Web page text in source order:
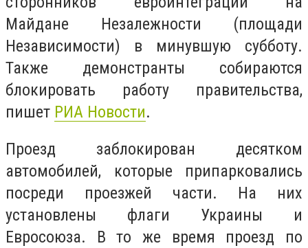
Майдане Незалежности (площади
Независимости) в минувшую субботу.
Также демонстранты собираются
блокировать работу правительства,
пишет РИА Новости.
Проезд заблокирован десятком
автомобилей, которые припарковались
посреди проезжей части. На них
установлены флаги Украины и
Евросоюза. В то же время проезд по